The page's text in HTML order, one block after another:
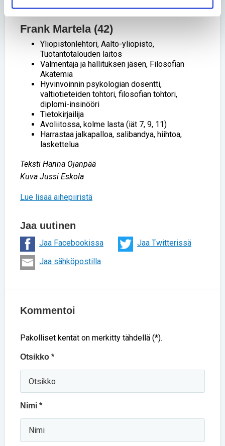
siinä tilanteessa auta.
Frank Martela (42)
Yliopistonlehtori, Aalto-yliopisto,
Tuotantotalouden laitos
Valmentaja ja hallituksen jäsen, Filosofian
Akatemia
Hyvinvoinnin psykologian dosentti,
valtiotieteiden tohtori, filosofian tohtori,
diplomi-insinööri
Tietokirjailija
Avoliitossa, kolme lasta (iät 7, 9, 11)
Harrastaa jalkapalloa, salibandya, hiihtoa,
laskettelua
Teksti Hanna Ojanpää
Kuva Jussi Eskola
Lue lisää aihepiiristä
Jaa uutinen
Jaa Facebookissa
Jaa Twitterissä
Jaa sähköpostilla
Kommentoi
Pakolliset kentät on merkitty tähdellä (*).
Otsikko *
Nimi *